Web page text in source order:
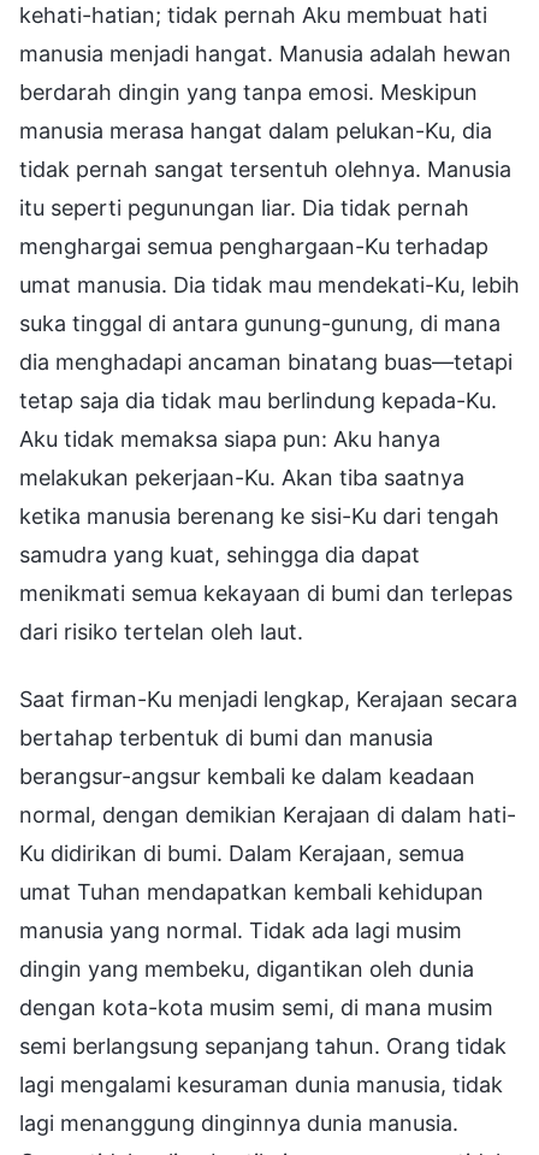
kehati-hatian; tidak pernah Aku membuat hati
manusia menjadi hangat. Manusia adalah hewan
berdarah dingin yang tanpa emosi. Meskipun
manusia merasa hangat dalam pelukan-Ku, dia
tidak pernah sangat tersentuh olehnya. Manusia
itu seperti pegunungan liar. Dia tidak pernah
menghargai semua penghargaan-Ku terhadap
umat manusia. Dia tidak mau mendekati-Ku, lebih
suka tinggal di antara gunung-gunung, di mana
dia menghadapi ancaman binatang buas—tetapi
tetap saja dia tidak mau berlindung kepada-Ku.
Aku tidak memaksa siapa pun: Aku hanya
melakukan pekerjaan-Ku. Akan tiba saatnya
ketika manusia berenang ke sisi-Ku dari tengah
samudra yang kuat, sehingga dia dapat
menikmati semua kekayaan di bumi dan terlepas
dari risiko tertelan oleh laut.
Saat firman-Ku menjadi lengkap, Kerajaan secara
bertahap terbentuk di bumi dan manusia
berangsur-angsur kembali ke dalam keadaan
normal, dengan demikian Kerajaan di dalam hati-
Ku didirikan di bumi. Dalam Kerajaan, semua
umat Tuhan mendapatkan kembali kehidupan
manusia yang normal. Tidak ada lagi musim
dingin yang membeku, digantikan oleh dunia
dengan kota-kota musim semi, di mana musim
semi berlangsung sepanjang tahun. Orang tidak
lagi mengalami kesuraman dunia manusia, tidak
lagi menanggung dinginnya dunia manusia.